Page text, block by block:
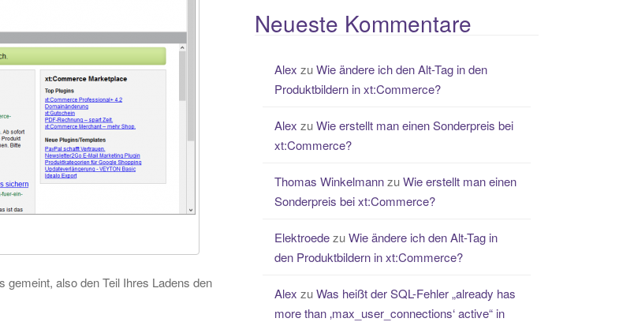
gemeint, also den Teil Ihres Ladens den
Neueste Kommentare
Alex zuWie ändere ich den Alt-Tag in den
Produktbildern in xt:Commerce?
Alex zuWie erstellt man einen Sonderpreis bei
xt:Commerce?
Thomas WinkelmannzuWie erstellt man einen
Sonderpreis bei xt:Commerce?
ElektroedezuWie ändere ich den Alt-Tag in
den Produktbildern in xt:Commerce?
Alex zuWas heißt der SQL-Fehler „already has
more than ‚max_user_connections‘ active“ in